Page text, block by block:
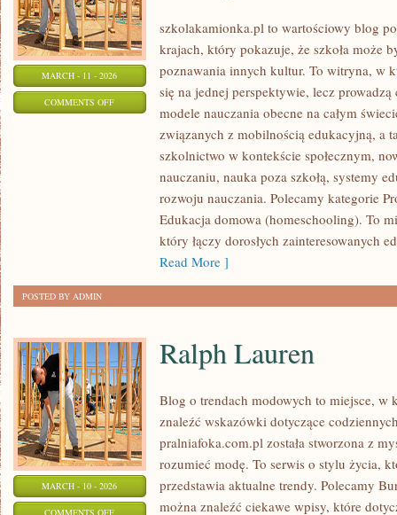
MARCH - 11 - 2026
COMMENTS OFFON
szkolakamionka.pl to wartościowy blog
krajach, który pokazuje, że szkoła może
poznawania innych kultur. To witryna, w
się na jednej perspektywie, lecz
modele nauczania obecne na całym
związanych z mobilnością edukacyjną, a
szkolnictwo w kontekście społecznym,
nauczaniu, nauka poza szkołą, systemy
rozwoju nauczania. Polecamy kategorie
Edukacja domowa (homeschooling). To
który łączy dorosłych zainteresowanych
Read More ]
POSTED BY ADMIN
MARCH - 10 - 2026
COMMENTS OFFON
Ralph Lauren
Blog o trendach modowych to miejsce, w
znaleźć wskazówki dotyczące
pralniafoka.com.pl została stworzona z
rozumieć modę. To serwis o stylu życia,
przedstawia aktualne trendy. Polecamy
można znaleźć ciekawe wpisy, które